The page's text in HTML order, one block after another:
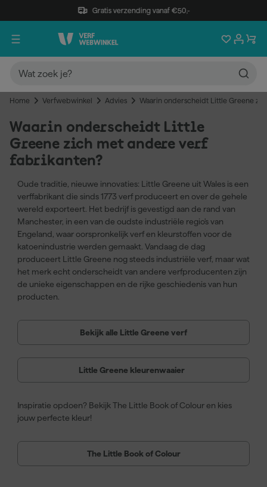
Gratis verzending vanaf €50,-
Home Verfwebwinkel Advies Waarin onderscheidt Little Greene
Waarin onderscheidt Little
Greene zich met andere verf
fabrikanten?
Oude traditie, nieuwe innovaties: Little Greene uit Wales is een
verffabrikant die sinds 1773 verf produceert en over de gehele
wereld exporteert. Het bedrijf is gevestigd aan de rand van
Manchester, in een van de oudste industriële regio's van
Engeland, waar oorspronkelijk verf en kleurstoffen voor de
katoenindustrie werden gemaakt. Vandaag de dag
produceert Little Greene nog steeds industriële verf, maar wat
het merk echt onderscheidt van andere verfproducenten zijn
de unieke eigenschappen en de rijke geschiedenis van hun
producten.
Bekijk alle Little Greene verf
Little Greene kleurenwaaier
Inspiratie opdoen? Bekijk The Little Book of Colour en kies
jouw perfecte kleur!
The Little Book of Colour